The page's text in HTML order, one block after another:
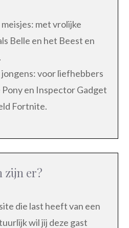
met vrolijke
Belle en het Beest en
voor liefhebbers
en Inspector Gadget
Fortnite.
zijn er?
die last heeft van een
wil jij deze gast